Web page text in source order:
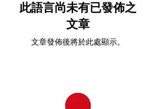
此語言尚未有已發佈之
文章
文章發佈後將於此處顯示。